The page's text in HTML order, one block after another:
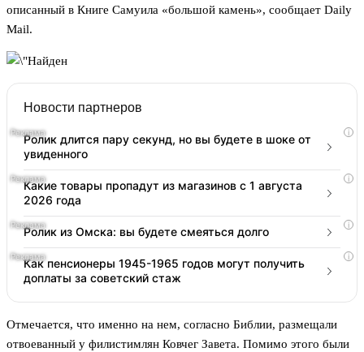
описанный в Книге Самуила «большой камень», сообщает Daily
Mail.
Новости партнеров
i
Ролик длится пару секунд, но вы будете в шоке от
увиденного
i
Какие товары пропадут из магазинов с 1 августа
2026 года
i
Ролик из Омска: вы будете смеяться долго
i
Как пенсионеры 1945-1965 годов могут получить
доплаты за советский стаж
Отмечается, что именно на нем, согласно Библии, размещали
отвоеванный у филистимлян Ковчег Завета. Помимо этого были